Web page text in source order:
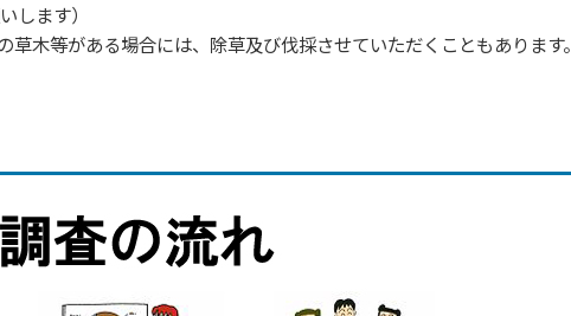
します）
木等がある場合には、除草及び伐採させていただくこともあります。